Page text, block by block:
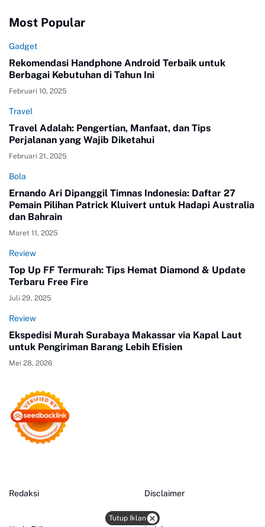
Tutup Iklan
Most Popular
Gadget
Rekomendasi Handphone Android Terbaik untuk
Berbagai Kebutuhan di Tahun Ini
Februari 10, 2025
Travel
Travel Adalah: Pengertian, Manfaat, dan Tips
Perjalanan yang Wajib Diketahui
Februari 21, 2025
Bola
Ernando Ari Dipanggil Timnas Indonesia: Daftar 27
Pemain Pilihan Patrick Kluivert untuk Hadapi Australia
dan Bahrain
Maret 11, 2025
Review
Top Up FF Termurah: Tips Hemat Diamond & Update
Terbaru Free Fire
Juli 29, 2025
Review
Ekspedisi Murah Surabaya Makassar via Kapal Laut
untuk Pengiriman Barang Lebih Efisien
Mei 28, 2026
Redaksi Disclaimer